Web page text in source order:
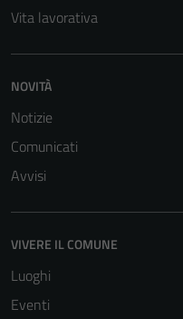
Vita lavorativa
NOVITÀ
Notizie
Comunicati
Avvisi
VIVERE IL COMUNE
Luoghi
Eventi